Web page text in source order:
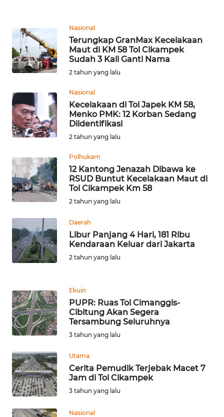
Nasional
Terungkap GranMax Kecelakaan
Maut di KM 58 Tol Cikampek
Sudah 3 Kali Ganti Nama
2 tahun yang lalu
Nasional
Kecelakaan di Tol Japek KM 58,
Menko PMK: 12 Korban Sedang
Diidentifikasi
2 tahun yang lalu
Polhukam
12 Kantong Jenazah Dibawa ke
RSUD Buntut Kecelakaan Maut di
Tol Cikampek Km 58
2 tahun yang lalu
Daerah
Libur Panjang 4 Hari, 181 Ribu
Kendaraan Keluar dari Jakarta
2 tahun yang lalu
Ekuin
PUPR: Ruas Tol Cimanggis-
Cibitung Akan Segera
Tersambung Seluruhnya
3 tahun yang lalu
Utama
Cerita Pemudik Terjebak Macet 7
Jam di Tol Cikampek
3 tahun yang lalu
Nasional
Wahana
News
Regional
SUMUT
WN
JAKARTA
WN
JABAR
WN
WN
NTT
WN
PAPUA
PAPUA
BARAT
WN
RIAU